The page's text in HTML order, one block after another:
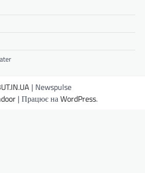
| Newspulse
| Працює наWordPress.